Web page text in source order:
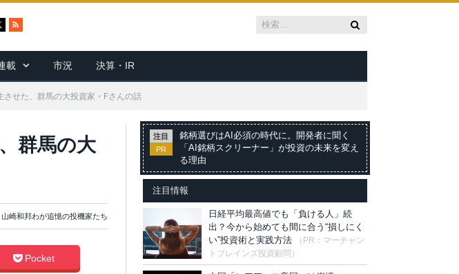
R
S
載 市況 決算・IR
させた、群馬の大投資家・Fさんの話
群馬の大
山崎和邦わが追憶の投機家たち
Pocket
注目
PR
銘柄選びはAI必須の時代に。開発者に聞く
「AI銘柄スクリーナー」が投資の未来を変え
る理由
注目情報
日経平均最高値でも「負ける人」続
出？今から始めても間に合う“損しにく
い”投資術と実践方法
（PR：マーチャン
トブレインズ投資顧問）